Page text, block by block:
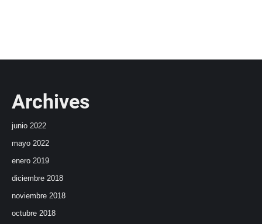
Archives
junio 2022
mayo 2022
enero 2019
diciembre 2018
noviembre 2018
octubre 2018